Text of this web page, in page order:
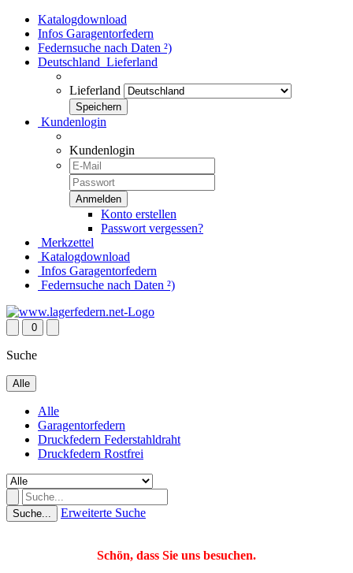
Katalogdownload
Infos Garagentorfedern
Federnsuche nach Daten ²)
Deutschland Lieferland
Lieferland
Kundenlogin
Kundenlogin
Konto erstellen
Passwort vergessen?
Merkzettel
Katalogdownload
Infos Garagentorfedern
Federnsuche nach Daten ²)
0
Suche
Alle
Alle
Garagentorfedern
Druckfedern Federstahldraht
Druckfedern Rostfrei
Suche... Erweiterte Suche
Schön, dass Sie uns besuchen.